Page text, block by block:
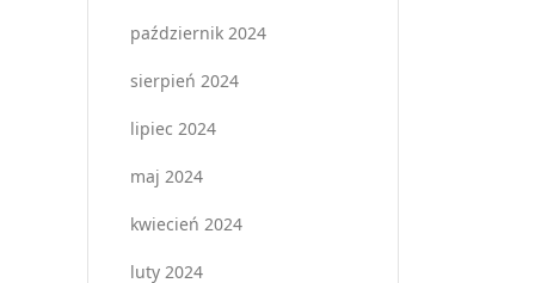
październik 2024
sierpień 2024
lipiec 2024
maj 2024
kwiecień 2024
luty 2024